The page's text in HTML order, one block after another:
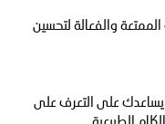
الممتعة والفعالة لتحسين
يساعدك على التعرف على